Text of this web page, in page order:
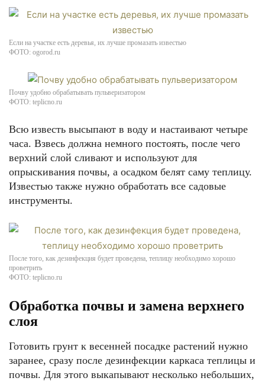
Если на участке есть деревья, их лучше промазать известью
ФОТО: ogorod.ru
Почву удобно обрабатывать пульверизатором
ФОТО: teplicno.ru
Всю известь высыпают в воду и настаивают четыре
часа. Взвесь должна немного постоять, после чего
верхний слой сливают и используют для
опрыскивания почвы, а осадком белят саму теплицу.
Известью также нужно обработать все садовые
инструменты.
После того, как дезинфекция будет проведена, теплицу необходимо хорошо
проветрить
ФОТО: teplicno.ru
Обработка почвы и замена верхнего
слоя
Готовить грунт к весенней посадке растений нужно
заранее, сразу после дезинфекции каркаса теплицы и
почвы. Для этого выкапывают несколько небольших,